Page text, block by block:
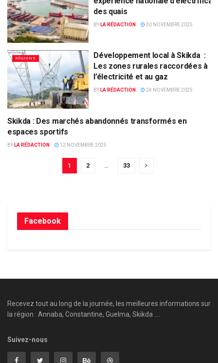
des quais
BY LA RÉDACTION 30 NOVEMBRE 2025
RÉGIONS
Développement local à Skikda :
Les zones rurales raccordées à
l’électricité et au gaz
BY LA RÉDACTION 24 NOVEMBRE 2025
RÉGIONS
Skikda : Des marchés abandonnés transformés en
espaces sportifs
BY LA RÉDACTION 12 NOVEMBRE 2025
1 2 33
Facebook
Recevez tout au long de la journée, les meilleures informations sur
la région : Annaba, Constantine, Guelma, Skikda ....
Suivez-nous